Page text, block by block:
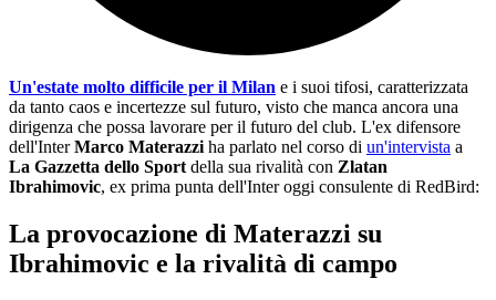
Un'estate molto difficile per il Milan e i suoi tifosi, caratterizzata
da tanto caos e incertezze sul futuro, visto che manca ancora una
dirigenza che possa lavorare per il futuro del club. L'ex difensore
dell'InterMarco Materazzi ha parlato nel corso di un'intervista a
La Gazzetta dello Sport della sua rivalità con Zlatan
Ibrahimovic, ex prima punta dell'Inter oggi consulente di RedBird:
La provocazione di Materazzi su
Ibrahimovic e la rivalità di campo